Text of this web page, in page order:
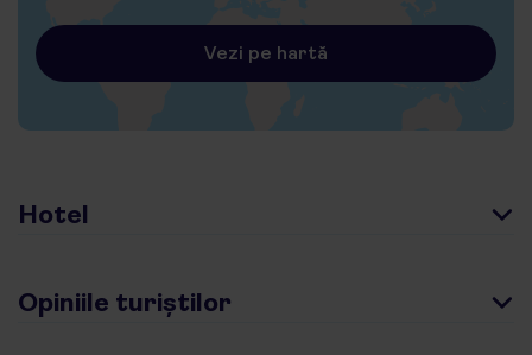
Vezi pe hartă
Hotel
Opiniile turiștilor